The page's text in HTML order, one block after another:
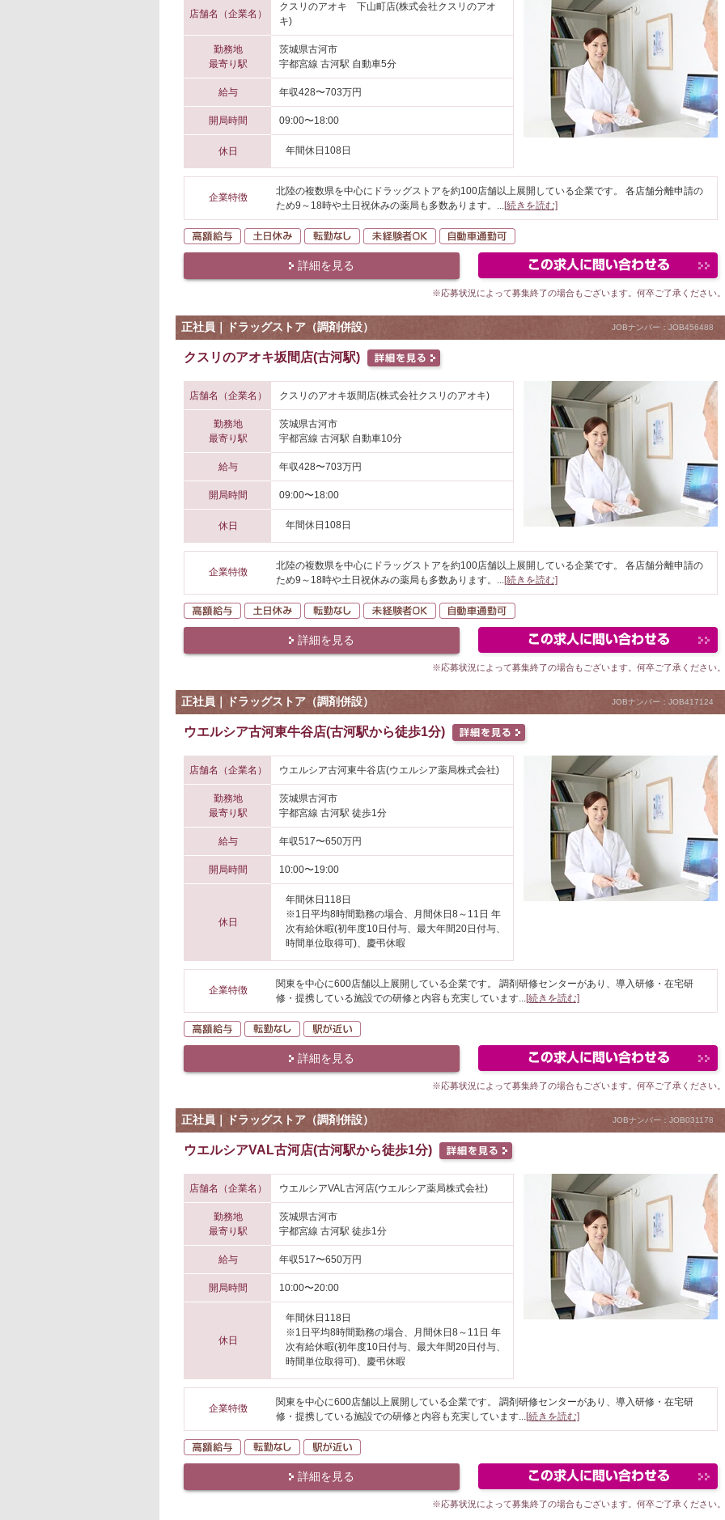
店舗名（企業名）
クスリのアオキ 下山町店(株式会社クスリのアオ
キ)
勤務地
最寄り駅
茨城県古河市
宇都宮線 古河駅 自動車5分
給与 年収428〜703万円
開局時間 09:00〜18:00
休日 年間休日108日
企業特徴
北陸の複数県を中心にドラッグストアを約100店舗以上展開している企業です。 各店舗分離申請の
ため9～18時や土日祝休みの薬局も多数あります。 ...[続きを読む]
高額給与 土日休み 転勤なし 未経験者OK
詳細を見る
※応募状況によって募集終了の場合もございます。何卒ご了承ください。
正社員｜ドラッグストア（調剤併設） JOBナンバー：JOB456488
クスリのアオキ坂間店(古河駅)
店舗名（企業名） クスリのアオキ坂間店(株式会社クスリのアオキ)
勤務地
最寄り駅
茨城県古河市
宇都宮線 古河駅 自動車10分
給与 年収428〜703万円
開局時間 09:00〜18:00
休日 年間休日108日
企業特徴
北陸の複数県を中心にドラッグストアを約100店舗以上展開している企業です。 各店舗分離申請の
ため9～18時や土日祝休みの薬局も多数あります。 ...[続きを読む]
高額給与 土日休み 転勤なし 未経験者OK
詳細を見る
※応募状況によって募集終了の場合もございます。何卒ご了承ください。
正社員｜ドラッグストア（調剤併設） JOBナンバー：JOB417124
ウエルシア古河東牛谷店(古河駅から徒歩1分)
店舗名（企業名） ウエルシア古河東牛谷店(ウエルシア薬局株式会社)
勤務地
最寄り駅
茨城県古河市
宇都宮線 古河駅 徒歩1分
給与 年収517〜650万円
開局時間 10:00〜19:00
休日
年間休日118日
※1日平均8時間勤務の場合、月間休日8～11日 年
次有給休暇(初年度10日付与、最大年間20日付与、
時間単位取得可)、慶弔休暇
企業特徴
関東を中心に600店舗以上展開している企業です。 調剤研修センターがあり、導入研修・在宅研
修・提携している施設での研修と内容も充実しています...[続きを読む]
高額給与 転勤なし
詳細を見る
※応募状況によって募集終了の場合もございます。何卒ご了承ください。
正社員｜ドラッグストア（調剤併設） JOBナンバー：JOB031178
ウエルシアVAL古河店(古河駅から徒歩1分)
店舗名（企業名） ウエルシアVAL古河店(ウエルシア薬局株式会社)
勤務地
最寄り駅
茨城県古河市
宇都宮線 古河駅 徒歩1分
給与 年収517〜650万円
開局時間 10:00〜20:00
休日
年間休日118日
※1日平均8時間勤務の場合、月間休日8～11日 年
次有給休暇(初年度10日付与、最大年間20日付与、
時間単位取得可)、慶弔休暇
企業特徴
関東を中心に600店舗以上展開している企業です。 調剤研修センターがあり、導入研修・在宅研
修・提携している施設での研修と内容も充実しています...[続きを読む]
高額給与 転勤なし
詳細を見る
※応募状況によって募集終了の場合もございます。何卒ご了承ください。